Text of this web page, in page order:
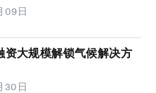
09日
资大规模解锁气候解决方
30日